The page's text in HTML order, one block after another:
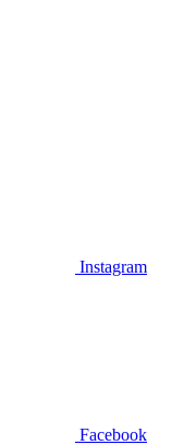
Instagram
Facebook